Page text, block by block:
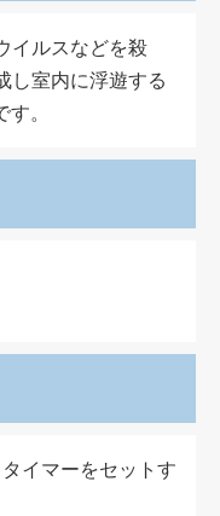
イルスなどを殺
し室内に浮遊する
。
イマーをセットす